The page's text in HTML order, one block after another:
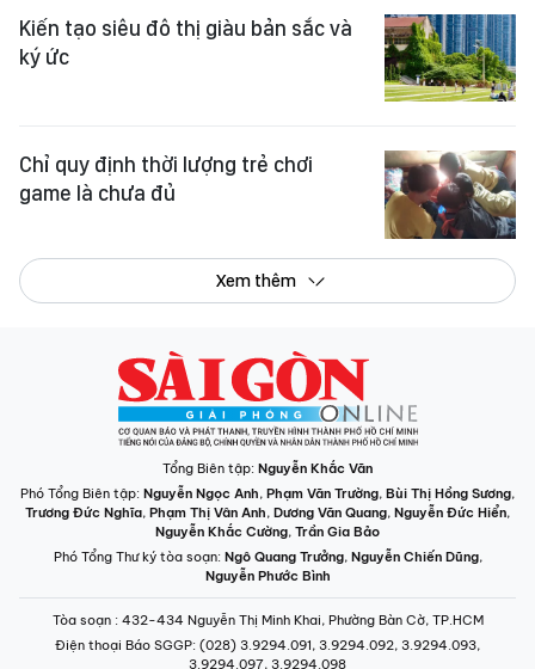
Kiến tạo siêu đô thị giàu bản sắc và
ký ức
Chỉ quy định thời lượng trẻ chơi
game là chưa đủ
Xem thêm
Tổng Biên tập: Nguyễn Khắc Văn
Phó Tổng Biên tập: Nguyễn Ngọc Anh, Phạm Văn Trường, Bùi Thị Hồng Sương,
Trương Đức Nghĩa, Phạm Thị Vân Anh, Dương Văn Quang, Nguyễn Đức Hiển,
Nguyễn Khắc Cường, Trần Gia Bảo
Phó Tổng Thư ký tòa soạn: Ngô Quang Trưởng, Nguyễn Chiến Dũng,
Nguyễn Phước Bình
Tòa soạn : 432-434 Nguyễn Thị Minh Khai, Phường Bàn Cờ, TP.HCM
Điện thoại Báo SGGP: (028) 3.9294.091, 3.9294.092, 3.9294.093,
3.9294.097, 3.9294.098